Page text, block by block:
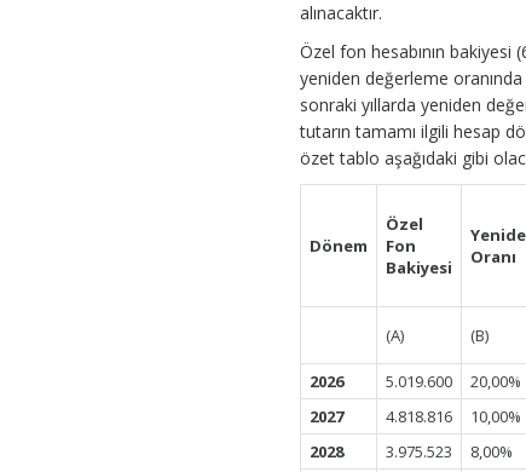
alınacaktır.
Özel fon hesabının
yeniden değerleme
sonraki yıllarda yeniden
tutarın tamamı ilgili hesap
özet tablo aşağıdaki gibi
Dönem
Özel
Fon
Bakiyesi
Oranı
(A) (B)
2026
5.019.600 20,00%
2027
4.818.816 10,00%
2028
3.975.523 8,00%